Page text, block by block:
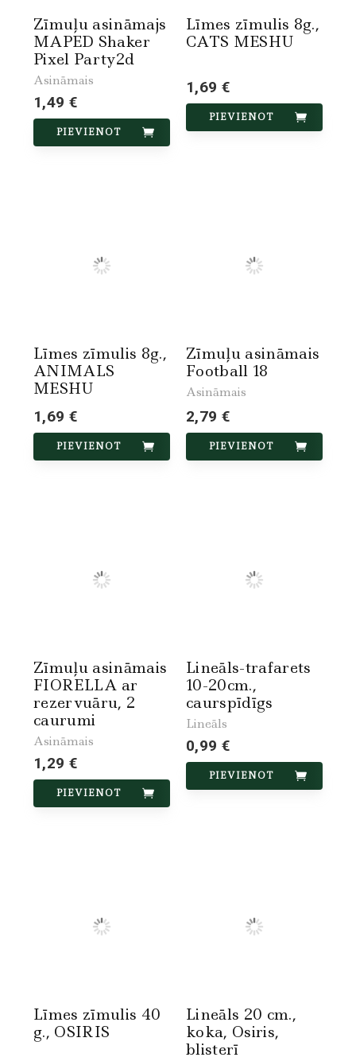
Zīmuļu asināmajs
MAPED Shaker
Pixel Party2d
Asināmais
1,49 €
PIEVIENOT
Līmes zīmulis 8g.,
CATS MESHU
1,69 €
PIEVIENOT
Līmes zīmulis 8g.,
ANIMALS
MESHU
1,69 €
PIEVIENOT
Zīmuļu asināmais
Football 18
Asināmais
2,79 €
PIEVIENOT
Zīmuļu asināmais
FIORELLA ar
rezervuāru, 2
caurumi
Asināmais
1,29 €
PIEVIENOT
Lineāls-trafarets
10-20cm.,
caurspīdīgs
Lineāls
0,99 €
PIEVIENOT
Līmes zīmulis 40
g., OSIRIS
Lineāls 20 cm.,
koka, Osiris,
blisterī